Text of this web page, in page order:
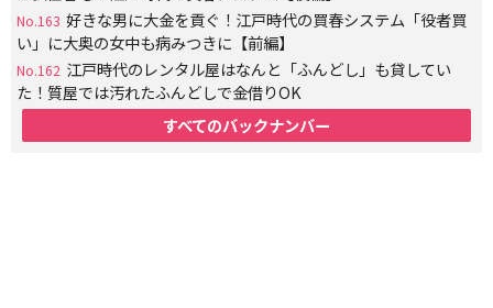
No.163 好きな男に大金を貢ぐ！江戸時代の買春システム「役者買
い」に大奥の女中も病みつきに【前編】
No.162 江戸時代のレンタル屋はなんと「ふんどし」も貸してい
た！質屋では汚れたふんどしで金借りOK
すべてのバックナンバー